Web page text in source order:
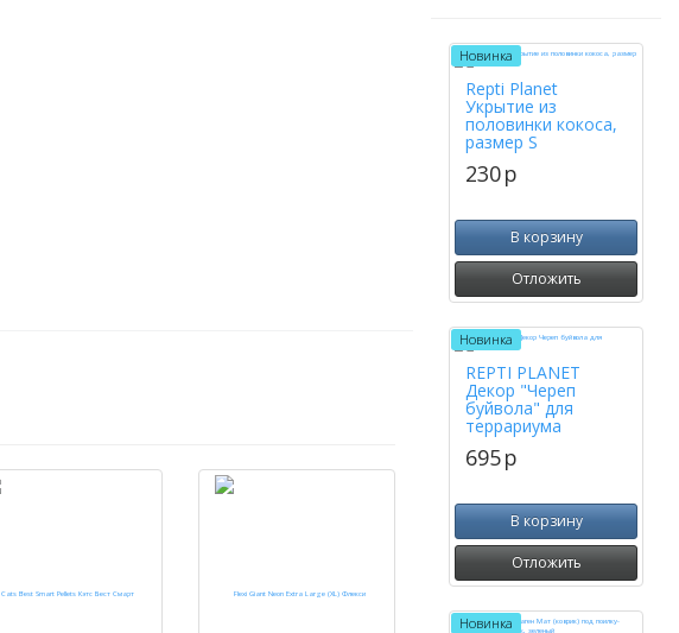
Новинка
Repti Planet
Укрытие из
половинки кокоса,
размер S
230p
В корзину
Отложить
Новинка
REPTI PLANET
Декор "Череп
буйвола" для
террариума
695p
В корзину
Отложить
Новинка